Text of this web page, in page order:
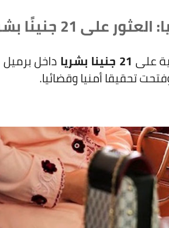
بشريًا داخل برميل
على 21 جنينا بشريا داخل
تحقيقا أمنيا وقضائيا.